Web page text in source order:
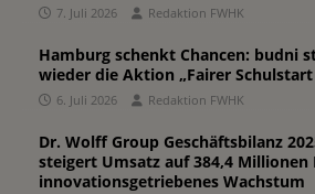
7. Juli 2026 Redaktion FWHK
Hamburg schenkt Chancen: budni
wieder die Aktion „Fairer
6. Juli 2026 Redaktion FWHK
Dr. Wolff Group Geschäftsbilanz
steigert Umsatz auf 384,4 Millionen
innovationsgetriebenes Wachstum